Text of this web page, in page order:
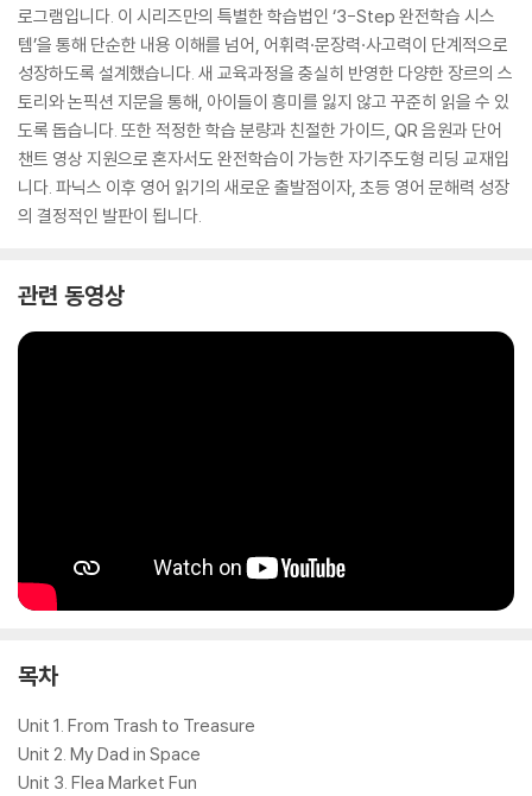
로그램입니다. 이 시리즈만의 특별한 학습법인 ‘3-Step 완전학습 시스
템’을 통해 단순한 내용 이해를 넘어, 어휘력·문장력·사고력이 단계적으로
성장하도록 설계했습니다. 새 교육과정을 충실히 반영한 다양한 장르의 스
토리와 논픽션 지문을 통해, 아이들이 흥미를 잃지 않고 꾸준히 읽을 수 있
도록 돕습니다. 또한 적정한 학습 분량과 친절한 가이드, QR 음원과 단어
챈트 영상 지원으로 혼자서도 완전학습이 가능한 자기주도형 리딩 교재입
니다. 파닉스 이후 영어 읽기의 새로운 출발점이자, 초등 영어 문해력 성장
의 결정적인 발판이 됩니다.
관련 동영상
목차
Unit 1. From Trash to Treasure
Unit 2. My Dad in Space
Unit 3. Flea Market Fun